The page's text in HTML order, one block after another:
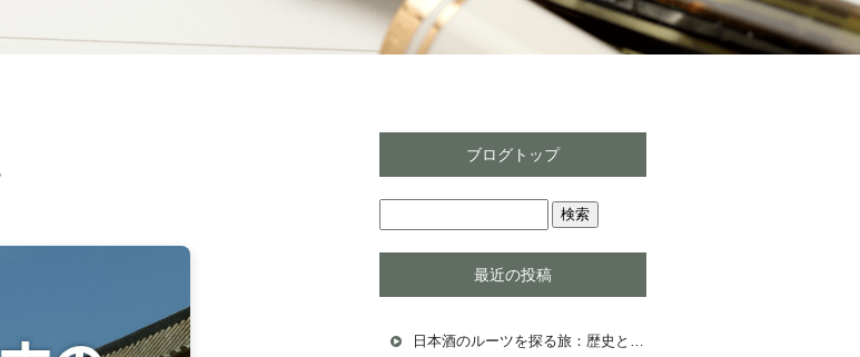
ブログトップ
最近の投稿
日本酒のルーツを探る旅：歴史と伝統の始まり